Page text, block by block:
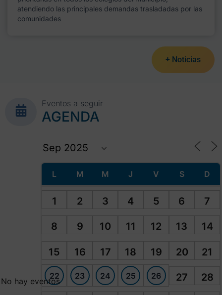
atendiendo las principales demandas trasladadas por las
comunidades
+ Noticias
Eventos a seguir
AGENDA
L M M J V S D
1 2 3 4 5 6 7
8 9 10 11 12 13 14
15 16 17 18 19 20 21
22 23 24 25 26 27 28
No hay eventos